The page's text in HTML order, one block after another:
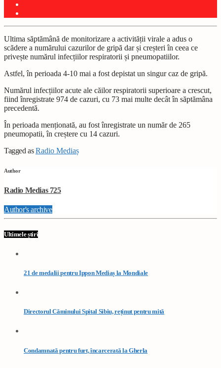
Ultima săptămână de monitorizare a activității virale a adus o
scădere a numărului cazurilor de gripă dar și creșteri în ceea ce
privește numărul infecțiilor respiratorii și pneumopatiilor.
Astfel, în perioada 4-10 mai a fost depistat un singur caz de gripă.
Numărul infecțiilor acute ale căilor respiratorii superioare a crescut,
fiind înregistrate 974 de cazuri, cu 73 mai multe decât în săptămâna
precedentă.
În perioada menționată, au fost înregistrate un număr de 265
pneumopatii, în creștere cu 14 cazuri.
Tagged asRadio Mediaș
Author
Radio Medias 725
Author's archive
Ultimele știri
21 de medalii pentru Ippon Mediaș la Mondiale
Directorul Căminului Spital Sibiu, reținut pentru mită
Condamnată pentru furt, încarcerată la Gherla